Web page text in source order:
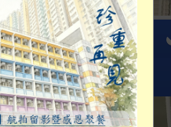
升中資訊